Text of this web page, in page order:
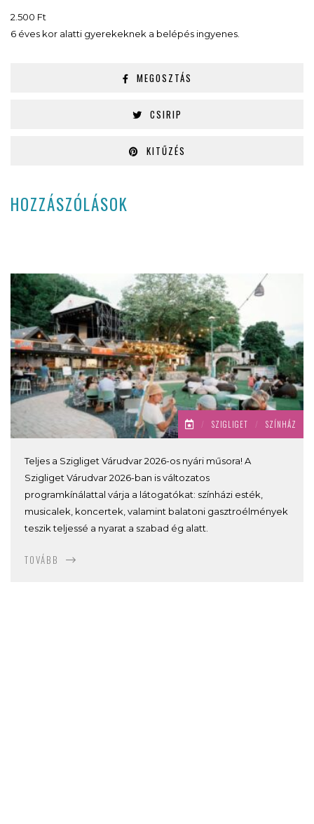
2.500 Ft
6 éves kor alatti gyerekeknek a belépés ingyenes.
MEGOSZTÁS
CSIRIP
KITŰZÉS
HOZZÁSZÓLÁSOK
/ SZIGLIGET / SZÍNHÁZ
Teljes a Szigliget Várudvar 2026-os nyári műsora! A
Szigliget Várudvar 2026-ban is változatos
programkínálattal várja a látogatókat: színházi esték,
musicalek, koncertek, valamint balatoni gasztroélmények
teszik teljessé a nyarat a szabad ég alatt.
TOVÁBB